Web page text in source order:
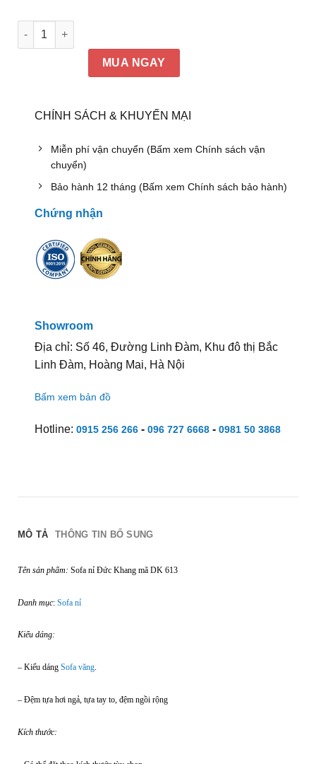
Sofa nỉ Đức Khang mã DK 613 số lượng
MUA NGAY
CHÍNH SÁCH & KHUYẾN MẠI
Miễn phí vận chuyển (Bấm xem Chính sách vận
chuyển)
Bảo hành 12 tháng (Bấm xem Chính sách bảo hành)
Chứng nhận
Showroom
Địa chỉ: Số 46, Đường Linh Đàm, Khu đô thị Bắc
Linh Đàm, Hoàng Mai, Hà Nội
Bấm xem bản đồ
Hotline: 0915 256 266- 096 727 6668- 0981 50 3868
MÔ TẢ THÔNG TIN BỔ SUNG
Tên sản phẩm: Sofa nỉ Đức Khang mã DK 613
Danh mục: Sofa nỉ
Kiểu dáng:
– Kiểu dáng Sofa văng.
– Đệm tựa hơi ngả, tựa tay to, đệm ngồi rộng
Kích thước: